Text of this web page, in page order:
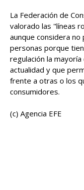
La Federación de
valorado las "líneas
aunque considera
personas porque
regulación la
actualidad y que
frente a otras o los
consumidores.
(c) Agencia EFE